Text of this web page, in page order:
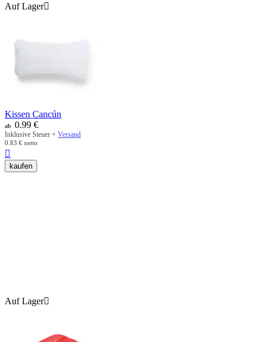
Auf Lager
Kissen Cancún
ab 0.99 €
Inklusive Steuer + Versand
0.83 € netto

kaufen
Auf Lager